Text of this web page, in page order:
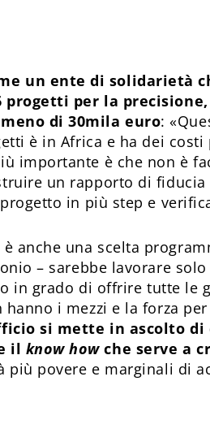
un ente di solidarietà
per la
di 30mila euro:
è in Africa e ha dei
importante è che non è
un rapporto di fiducia
in più step e
anche una scelta
– sarebbe lavorare
in grado di offrire tutte le
i mezzi e la forza
si mette in ascolto di
il know howche serve a
povere e marginali di